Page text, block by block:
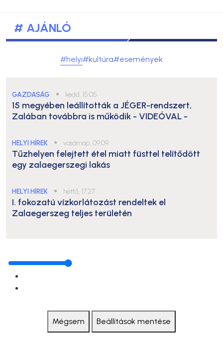
# AJÁNLÓ
#helyi#kultúra#események
GAZDASÁG ● kedd, 15:05
15 megyében leállították a JÉGER-rendszert,
Zalában továbbra is működik - VIDEÓVAL -
HELYI HÍREK ● vasárnap, 09:09
Tűzhelyen felejtett étel miatt füsttel telítődött
egy zalaegerszegi lakás
HELYI HÍREK ● hétfő, 17:27
I. fokozatú vízkorlátozást rendeltek el
Zalaegerszeg teljes területén
Mégsem Beállítások mentése